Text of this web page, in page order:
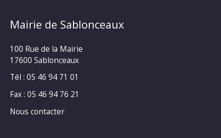
Mairie de Sablonceaux
100 Rue de la Mairie
17600 Sablonceaux
Tél : 05 46 94 71 01
Fax : 05 46 94 76 21
Nous contacter